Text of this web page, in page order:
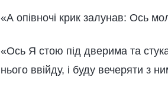
«А опівночі крик залунав: Ось
«Ось Я стою під дверима та
нього ввійду, і буду вечеряти з